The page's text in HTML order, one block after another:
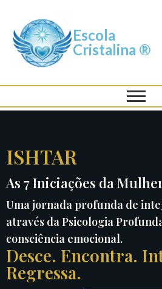
Escola
Cristalina ®
ISHTAR
As 7 Iniciações da
Uma jornada profunda de
através da Psicologia
consciência emocional.
Desce. Encontra.
Regressa.